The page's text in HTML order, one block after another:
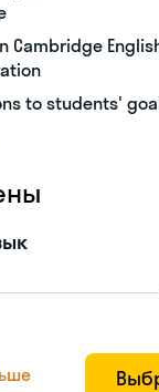
Cambridge
to students'